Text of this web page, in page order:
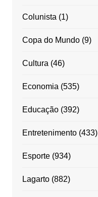
Colunista (1)
Copa do Mundo(9)
Cultura (46)
Economia (535)
Educação(392)
Entretenimento(433)
Esporte(934)
Lagarto(882)